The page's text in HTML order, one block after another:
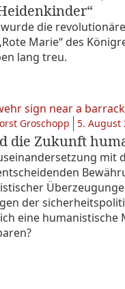
wurde die
Marie“ des
lang treu.
Groschopp 5. August
die Zukunft
der
eine